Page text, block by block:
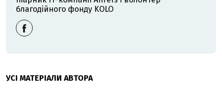
благодійного фонду KOLO
УСІ МАТЕРІАЛИ АВТОРА